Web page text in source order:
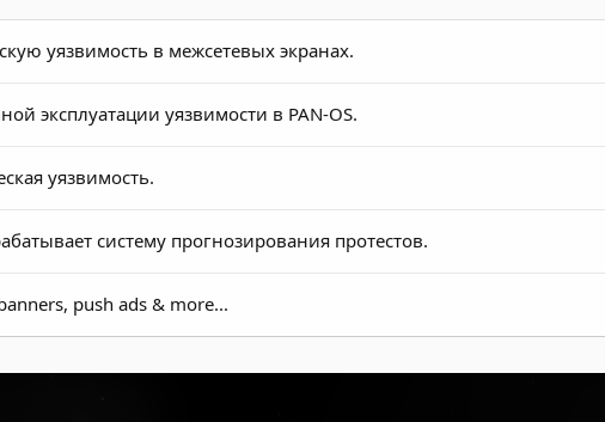
уязвимость в межсетевых экранах.
эксплуатации уязвимости в PAN-OS.
уязвимость.
систему прогнозирования протестов.
push ads & more...